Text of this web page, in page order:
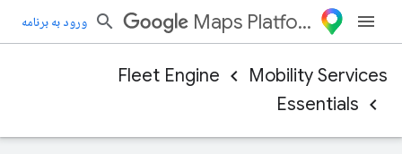
Maps Platform ورود به برنامه
Mobility Services
Fleet Engine
Essentials